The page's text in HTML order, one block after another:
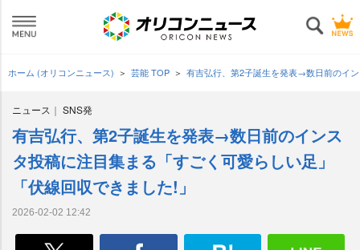
ホーム (オリコンニュース) 芸能 TOP 有吉弘行、第2子誕生を発表→数日前のイ
ニュース SNS発
有吉弘行、第2子誕生を発表→数日前のインス
タ投稿に注目集まる「すごく可愛らしい足」
「伏線回収できました!」
2026-02-02 12:42